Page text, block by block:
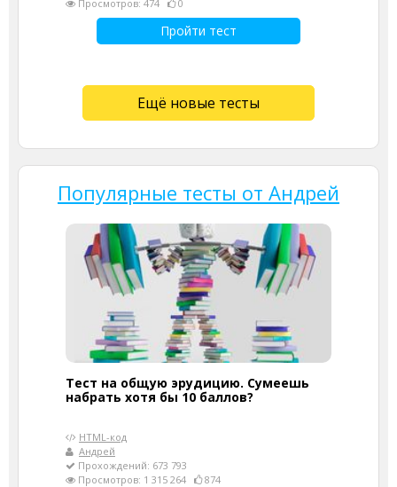
Просмотров: 474
0
Пройти тест
Ещё новые тесты
Популярные тесты от Андрей
Тест на общую эрудицию. Сумеешь
набрать хотя бы 10 баллов?
HTML-код
Андрей
Прохождений: 673 793
Просмотров: 1 315 264
874